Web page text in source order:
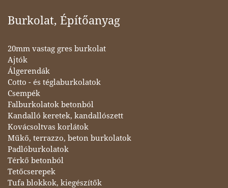
Burkolat, Építőanyag
20mm vastag gres burkolat
Ajtók
Álgerendák
Cotto - és téglaburkolatok
Csempék
Falburkolatok betonból
Kandalló keretek, kandallószett
Kovácsoltvas korlátok
Műkő, terrazzo, beton burkolatok
Padlóburkolatok
Térkő betonból
Tetőcserepek
Tufa blokkok, kiegészítők